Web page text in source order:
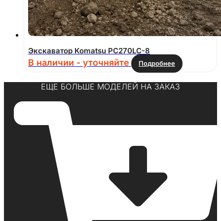
Экскаватор Komatsu PC270LC-8
В наличии - уточняйте Подробнее
ЕЩЕ БОЛЬШЕ МОДЕЛЕЙ НА ЗАКАЗ